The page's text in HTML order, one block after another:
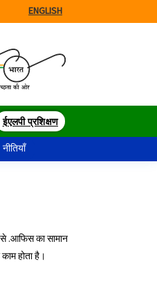
ENGLISH
ईएलपी प्रशिक्षण
नीतियाँ
.आफिस का सामान
होता है।